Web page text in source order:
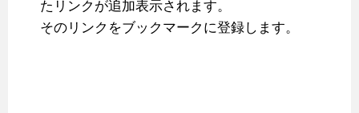
たリンクが追加表示されます。
そのリンクをブックマークに登録します。